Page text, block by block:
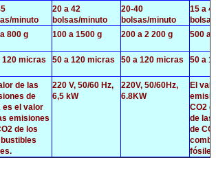
minuto
20 a 42
bolsas/minuto
20-40
bolsas/minuto
15 a
800 g 100 a 1500 g 200 a 2 200 g 500 a
120 micras 50 a 120 micras 50 a 120 micras 50 a
de las
de
es el valor
emisiones
de los
220 V, 50/60 Hz,
6,5 kW
220V, 50/60Hz,
6.8KW
El
CO2
de las
de